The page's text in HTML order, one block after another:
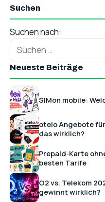
Suchen
Suchen nach:
Neueste Beiträge
SIMon mobile:
otelo Angebote
das wirklich?
Prepaid-Karte
besten Tarife
O2 vs. Telekom
gewinnt wirklich?